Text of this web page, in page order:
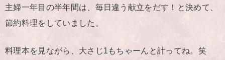
主婦一年目の半年間は、毎日違う献立をだす！と決めて、
節約料理をしていました。
料理本を見ながら、大さじ1もちゃーんと計ってね。笑